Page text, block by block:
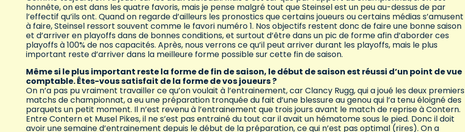
honnête, on est dans les quatre favoris, mais je pense malgré tout que Steinsel est un peu au-dessus de par
l’effectif qu’ils ont. Quand on regarde d’ailleurs les pronostics que certains joueurs ou certains médias s’amusent
à faire, Steinsel ressort souvent comme le favori numéro 1. Nos objectifs restent donc de faire une bonne saison
et d’arriver en playoffs dans de bonnes conditions, et surtout d’être dans un pic de forme afin d’aborder ces
playoffs à 100% de nos capacités. Après, nous verrons ce qu’il peut arriver durant les playoffs, mais le plus
important reste d’arriver dans la meilleure forme possible sur cette fin de saison.
Même si le plus important reste la forme de fin de saison, le début de saison est réussi d’un point de vue
comptable. Êtes-vous satisfait de la forme de vos joueurs ?
On n’a pas pu vraiment travailler ce qu’on voulait à l’entrainement, car Clancy Rugg, qui a joué les deux premiers
matchs de championnat, a eu une préparation tronquée du fait d’une blessure au genou qui l’a tenu éloigné des
parquets un petit moment. Il n’est revenu à l’entrainement que trois jours avant le match de reprise à Contern.
Entre Contern et Musel Pikes, il ne s’est pas entrainé du tout car il avait un hématome sous le pied. Donc il doit
avoir une semaine d’entrainement depuis le début de la préparation, ce qui n’est pas optimal (rires). On a